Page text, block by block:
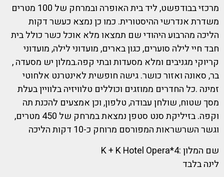
מרכזי בבודפשט, ליד בית האופרה ובמרחק של 100 מטרים
משדרת אנדרשי ההיסטורית. כמו כן נמצא כעשר דקות
הליכה מהרבוע היהודי שם תמצאו מלא אוכל כשר כולל בית
חבד חיי לילה סוערים, כגון בארים, מועדוני לילה, מועדוני
קריוקי מגניבים ומלא מסעדות ובתי קפה.במלון יש מסעדה ,
בר, סאונה ואזור כושר. גישה חופשית לאינטרנט אלחוטי
זמינה .כל החדרים ממוזגים וכוללים טלוויזיה בלוויין בעלת
מסך שטוח, שולחן עבודה, טלפון, וכן אמצעים להכנת תה
וקפה. בזיליקת סנט סטפן נמצאת במרחק של 450 מטרים,
וגשר השרשראות המפורסם מרוחק כ-10 דקות הליכה
שם המלון :4*K + K Hotel Opera
לינה בלבד